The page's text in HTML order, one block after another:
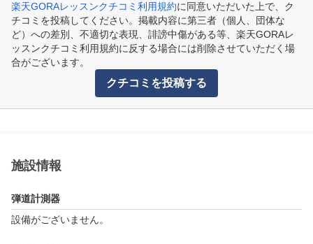
楽天GORAレッスンクチコミ利用規約に同意いただいた上で、ク
チコミを投稿してください。掲載内容に第三者（個人、団体な
ど）への差別、不適切な表現、誹謗中傷がある等、楽天GORAレ
ッスンクチコミ利用規約に反する場合には削除させていただく場
合がございます。
クチコミを投稿する
施設情報
弾道計測器
設備がございません。